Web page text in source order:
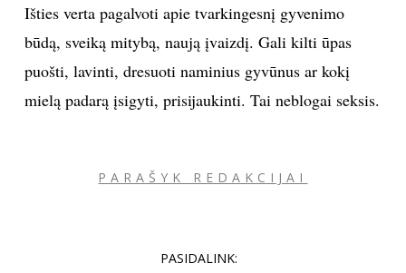
Išties verta pagalvoti apie tvarkingesnį gyvenimo
būdą, sveiką mitybą, naują įvaizdį. Gali kilti ūpas
puošti, lavinti, dresuoti naminius gyvūnus ar kokį
mielą padarą įsigyti, prisijaukinti. Tai neblogai seksis.
PARAŠYK REDAKCIJAI
PASIDALINK: